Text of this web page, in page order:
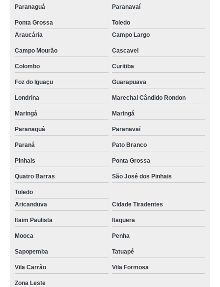
Paranaguá Paranavaí
Ponta Grossa
Toledo
Araucária
Campo Largo
Campo Mourão Cascavel
Colombo Curitiba
Foz do Iguaçu Guarapuava
Londrina Marechal Cândido Rondon
Maringá Maringá
Paranaguá Paranavaí
Paraná Pato Branco
Pinhais Ponta Grossa
Quatro Barras São José dos Pinhais
Toledo
Aricanduva
Cidade Tiradentes
Itaim Paulista Itaquera
Mooca Penha
Sapopemba Tatuapé
Vila Carrão Vila Formosa
Zona Leste